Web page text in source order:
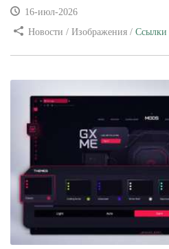
16-июл-2026
Новости / Изображения / Ссылки